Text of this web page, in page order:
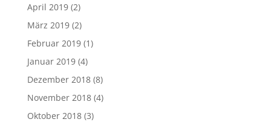
April 2019(2)
März 2019(2)
Februar 2019(1)
Januar 2019(4)
Dezember 2018(8)
November 2018(4)
Oktober 2018(3)